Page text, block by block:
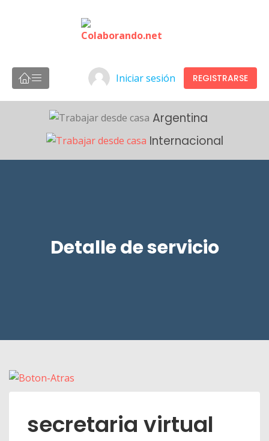
Iniciar sesión REGISTRARSE
Argentina
Internacional
Detalle de servicio
secretaria virtual